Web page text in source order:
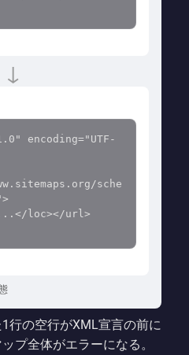
↓
encoding="UTF-
sche
loc></url>
行の空行がXML宣言の前に
プ全体がエラーになる。